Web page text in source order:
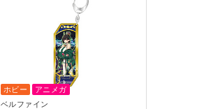
ホビー
アニメガ
ベルファイン